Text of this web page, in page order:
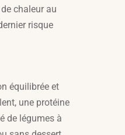
chaleur au
risque
équilibrée et
une protéine
de légumes à